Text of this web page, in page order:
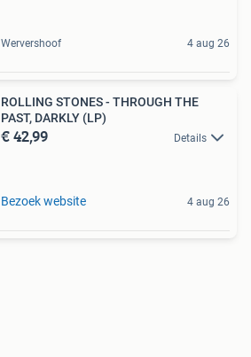
Wervershoof 4 aug 26
ROLLING STONES - THROUGH THE
PAST, DARKLY (LP)
€ 42,99 Details
Bezoek website 4 aug 26